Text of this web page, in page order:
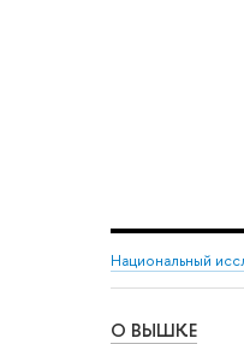
Национальный
О ВЫШКЕ